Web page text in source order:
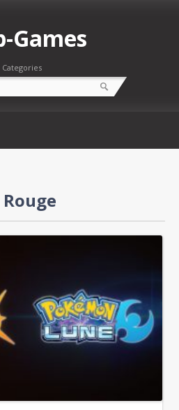
Games
Categories
Rouge